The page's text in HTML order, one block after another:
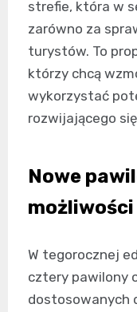
strefie, która w
zarówno za
turystów. To
którzy chcą
wykorzystać
rozwijającego
Nowe
W tegorocznej
cztery pawilony
dostosowanych